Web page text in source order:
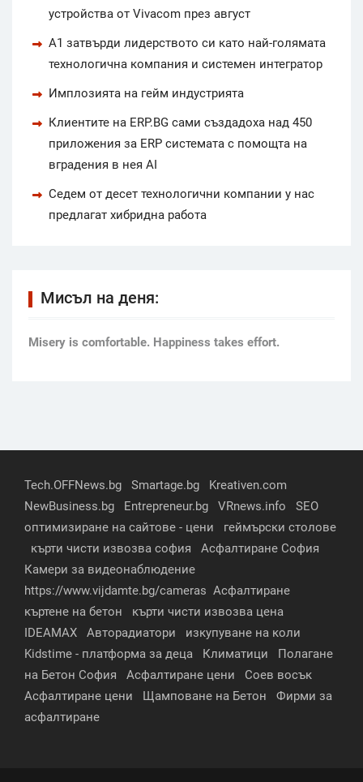
устройства от Vivacom през август
А1 затвърди лидерството си като най-голямата
технологична компания и системен интегратор
Имплозията на гейм индустрията
Клиентите на ERP.BG сами създадоха над 450
приложения за ERP системата с помощта на
вградения в нея AI
Седем от десет технологични компании у нас
предлагат хибридна работа
Мисъл на деня:
Мisery is comfortable. Happiness takes effort.
Tech.OFFNews.bg Smartage.bg
Kreativen.com
NewBusiness.bg
Entrepreneur.bg VRnews.info
SEO
оптимизиране на сайтове - цени
геймърски столове
кърти чисти извозва софия
Асфалтиране София
Камери за видеонаблюдение
https://www.vijdamte.bg/cameras Асфалтиране
къртене на бетон
кърти чисти извозва цена
IDEAMAX
Авторадиатори
изкупуване на коли
Kidstime - платформа за деца
Климатици
Полагане
на Бетон София
Асфалтиране цени
Соев восък
Асфалтиране цени
Щамповане на Бетон
Фирми за
асфалтиране